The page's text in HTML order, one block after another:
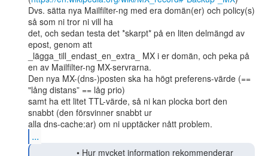
Dvs. sätta nya Mailfilter-ng med era domän(er) och policy(s)
så som ni tror ni vill ha
det, och sedan testa det *skarpt* på en liten delmängd av
epost, genom att
_lägga_till_endast_en_extra_ MX i er domän, och peka på
en av Mailfilter-ng MX-servrarna.
Den nya MX-(dns-)posten ska ha högt preferens-värde (==
"lång distans” == låg prio)
samt ha ett litet TTL-värde, så ni kan plocka bort den
snabbt (den försvinner snabbt ur
...